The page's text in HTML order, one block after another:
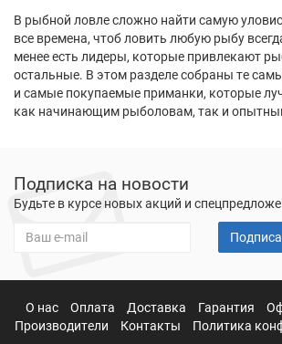
В рыбной ловле сложно найти самую
все времена, чтоб ловить любую рыбу
менее есть лидеры, которые привлекают
остальные. В этом разделе собраны те
и самые покупаемые приманки, которые
как начинающим рыболовам, так и
Подписка на новости
Будьте в курсе новых акций и
О нас Оплата Доставка Гарантия
Производители
Контакты Политика